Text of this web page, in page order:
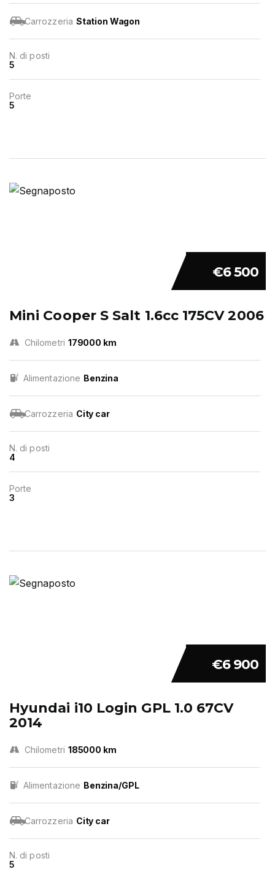
Carrozzeria Station Wagon
N. di posti
5
Porte
5
€6 500
Mini Cooper S Salt 1.6cc 175CV 2006
Chilometri 179000 km
Alimentazione Benzina
Carrozzeria City car
N. di posti
4
Porte
3
€6 900
Hyundai i10 Login GPL 1.0 67CV
2014
Chilometri 185000 km
Alimentazione Benzina/GPL
Carrozzeria City car
N. di posti
5